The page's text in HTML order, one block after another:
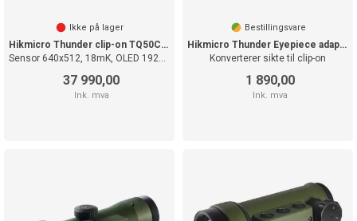
Ikke på lager
Hikmicro Thunder clip-on TQ50C 3.0
Sensor 640x512, 18mK, OLED 1920x1080
37 990,00
Ink. mva
Bestillingsvare
Hikmicro Thunder Eyepiece adapter
Konverterer sikte til clip-on
1 890,00
Ink. mva